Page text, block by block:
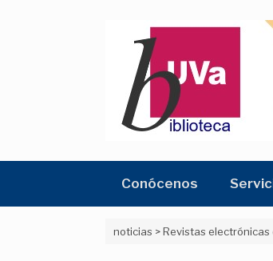
Conócenos
noticias >Revistas electrónicas